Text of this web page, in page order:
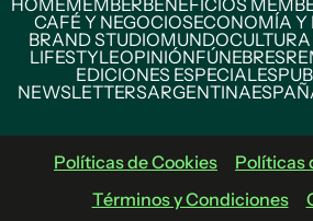
CAFÉ Y NEGOCIOSECONOMÍA Y
BRAND STUDIOMUNDO
LIFESTYLEOPINIÓNFÚNEBRES
EDICIONES ESPECIALES
NEWSLETTERSARGENTINA
Políticas de Cookies
Políticas
Términos y Condiciones